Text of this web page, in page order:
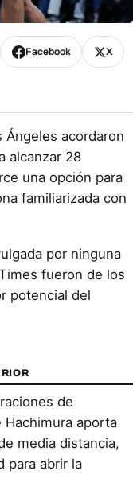
Facebook X
Ángeles acordaron
alcanzar 28
una opción para
familiarizada con
por ninguna
fueron de los
potencial del
de
aporta
media distancia,
para abrir la